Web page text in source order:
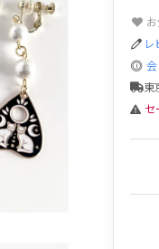
レ
東
セ